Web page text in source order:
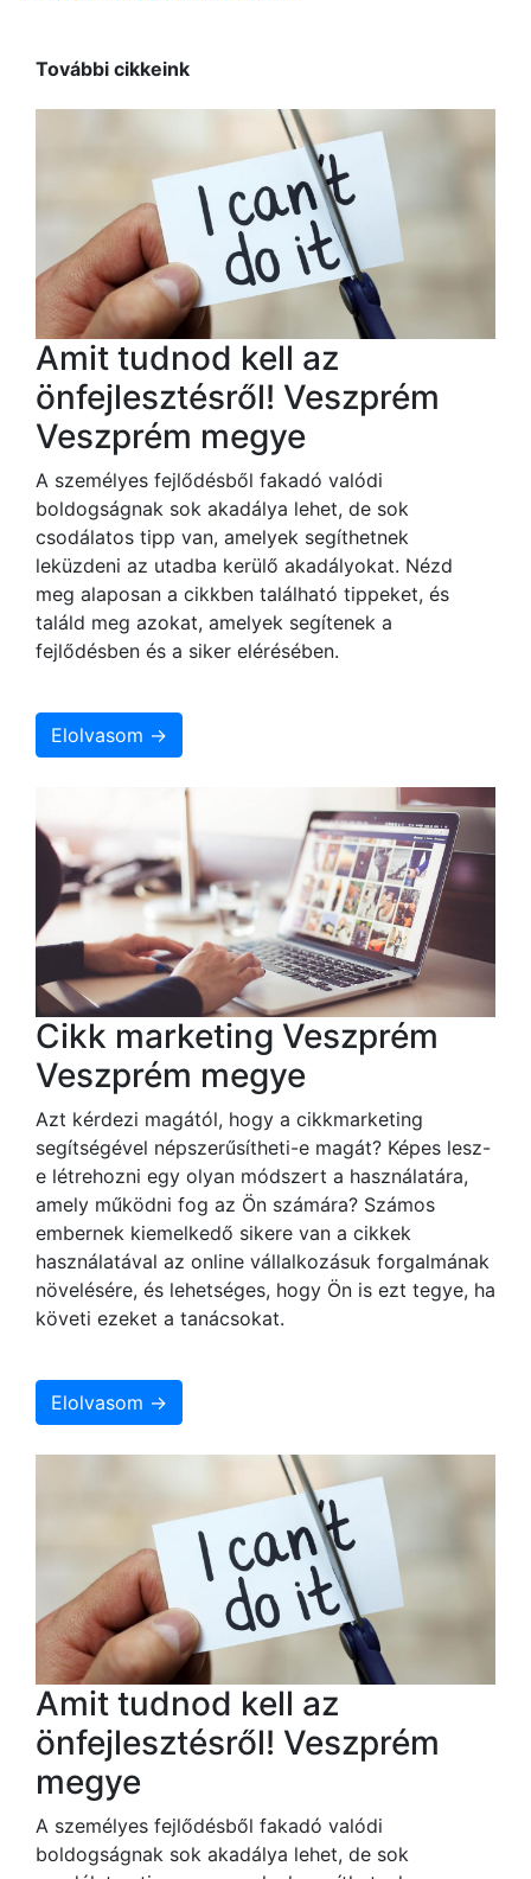
További cikkeink
Amit tudnod kell az
önfejlesztésről! Veszprém
Veszprém megye
A személyes fejlődésből fakadó valódi
boldogságnak sok akadálya lehet, de sok
csodálatos tipp van, amelyek segíthetnek
leküzdeni az utadba kerülő akadályokat. Nézd
meg alaposan a cikkben található tippeket, és
találd meg azokat, amelyek segítenek a
fejlődésben és a siker elérésében.
Elolvasom →
Cikk marketing Veszprém
Veszprém megye
Azt kérdezi magától, hogy a cikkmarketing
segítségével népszerűsítheti-e magát? Képes lesz-
e létrehozni egy olyan módszert a használatára,
amely működni fog az Ön számára? Számos
embernek kiemelkedő sikere van a cikkek
használatával az online vállalkozásuk forgalmának
növelésére, és lehetséges, hogy Ön is ezt tegye, ha
követi ezeket a tanácsokat.
Elolvasom →
Amit tudnod kell az
önfejlesztésről! Veszprém
megye
A személyes fejlődésből fakadó valódi
boldogságnak sok akadálya lehet, de sok